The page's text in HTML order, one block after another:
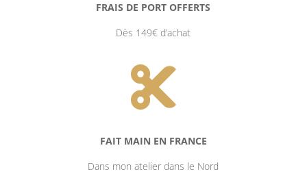
FRAIS DE PORT OFFERTS
Dès 149€ d’achat

FAIT MAIN EN FRANCE
Dans mon atelier dans le Nord